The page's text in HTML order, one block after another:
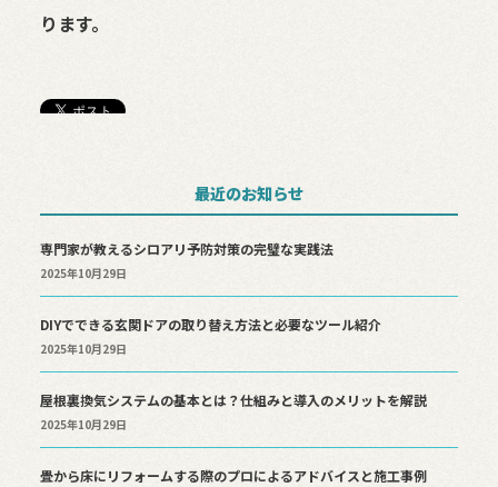
ります。
最近のお知らせ
専門家が教えるシロアリ予防対策の完璧な実践法
2025年10月29日
DIYでできる玄関ドアの取り替え方法と必要なツール紹介
2025年10月29日
屋根裏換気システムの基本とは？仕組みと導入のメリットを解説
2025年10月29日
畳から床にリフォームする際のプロによるアドバイスと施工事例